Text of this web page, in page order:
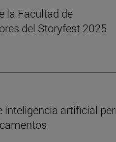
la Facultad de
del Storyfest 2025
inteligencia artificial